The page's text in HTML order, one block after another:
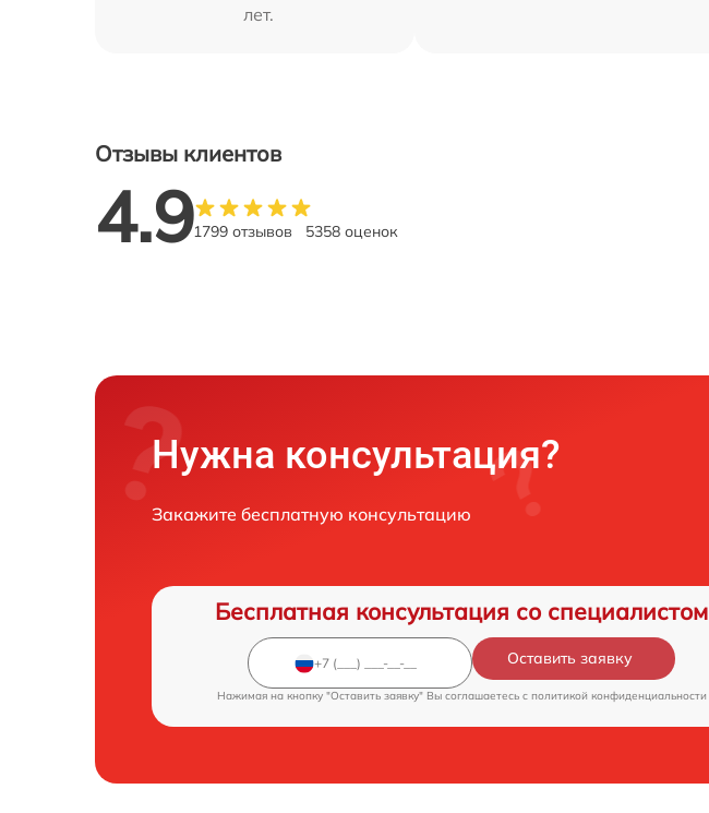
лет.
Отзывы клиентов
4.91799 отзывов 5358 оценок
Нужна консультация?
Закажите бесплатную консультацию
Бесплатная консультация со специалистом
Оставить заявку
Нажимая на кнопку "Оставить заявку" Вы соглашаетесь c политикой конфиденциальности